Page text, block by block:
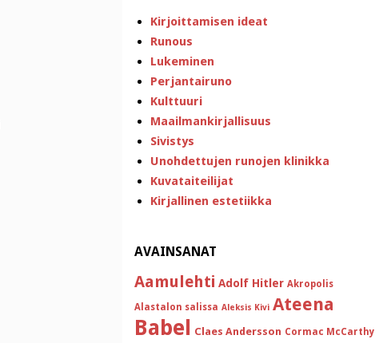
Kirjoittamisen ideat
Runous
Lukeminen
Perjantairuno
Kulttuuri
Maailmankirjallisuus
Sivistys
Unohdettujen runojen klinikka
Kuvataiteilijat
Kirjallinen estetiikka
AVAINSANAT
Aamulehti Adolf Hitler Akropolis
Alastalon salissa Aleksis Kivi Ateena
Babel Claes Andersson Cormac McCarthy